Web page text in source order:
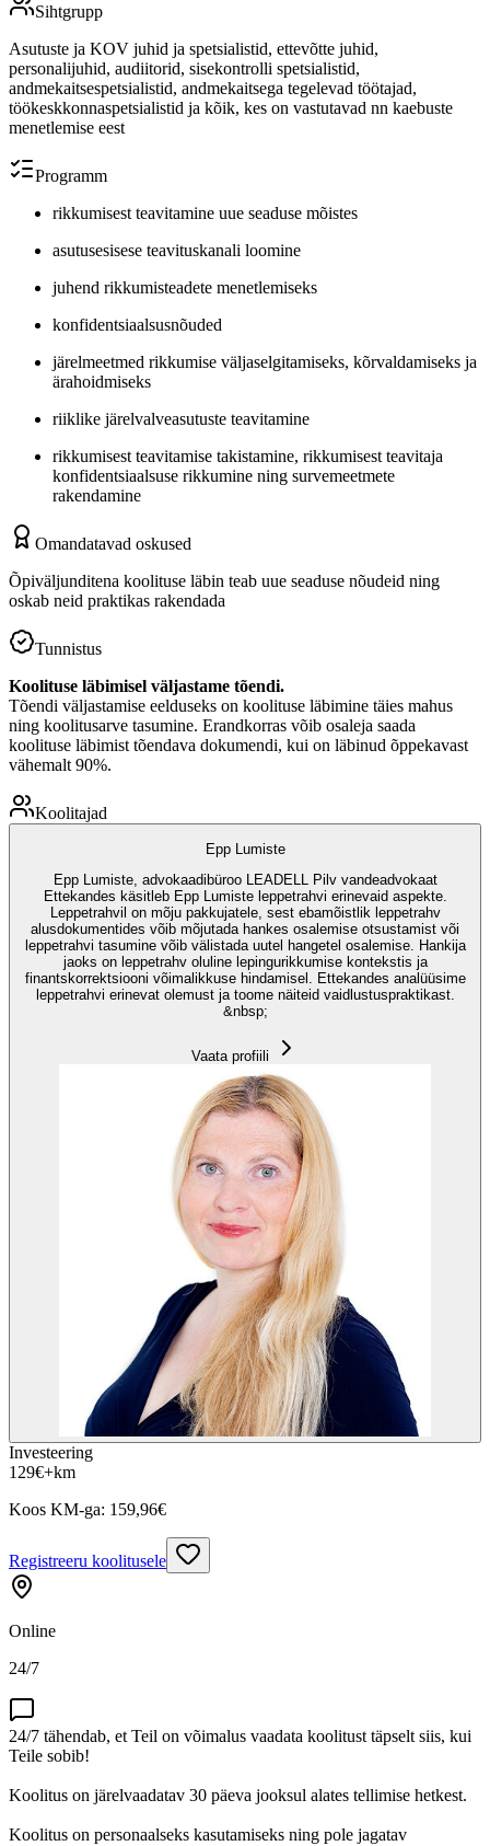
Sihtgrupp
Asutuste ja KOV juhid ja spetsialistid, ettevõtte juhid,
personalijuhid, audiitorid, sisekontrolli spetsialistid,
andmekaitsespetsialistid, andmekaitsega tegelevad töötajad,
töökeskkonnaspetsialistid ja kõik, kes on vastutavad nn kaebuste
menetlemise eest
Programm
rikkumisest teavitamine uue seaduse mõistes
asutusesisese teavituskanali loomine
juhend rikkumisteadete menetlemiseks
konfidentsiaalsusnõuded
järelmeetmed rikkumise väljaselgitamiseks, kõrvaldamiseks ja
ärahoidmiseks
riiklike järelvalveasutuste teavitamine
rikkumisest teavitamise takistamine, rikkumisest teavitaja
konfidentsiaalsuse rikkumine ning survemeetmete
rakendamine
Omandatavad oskused
Õpiväljunditena koolituse läbin teab uue seaduse nõudeid ning
oskab neid praktikas rakendada
Tunnistus
Koolituse läbimisel väljastame tõendi.
Tõendi väljastamise eelduseks on koolituse läbimine täies mahus
ning koolitusarve tasumine. Erandkorras võib osaleja saada
koolituse läbimist tõendava dokumendi, kui on läbinud õppekavast
vähemalt 90%.
Koolitajad
Epp Lumiste
Epp Lumiste, advokaadibüroo LEADELL Pilv vandeadvokaat
Ettekandes käsitleb Epp Lumiste leppetrahvi erinevaid aspekte.
Leppetrahvil on mõju pakkujatele, sest ebamõistlik leppetrahv
alusdokumentides võib mõjutada hankes osalemise otsustamist või
leppetrahvi tasumine võib välistada uutel hangetel osalemise. Hankija
jaoks on leppetrahv oluline lepingurikkumise kontekstis ja
finantskorrektsiooni võimalikkuse hindamisel. Ettekandes analüüsime
leppetrahvi erinevat olemust ja toome näiteid vaidlustuspraktikast.
&nbsp;
Vaata profiili
Investeering
129€+km
Koos KM-ga: 159,96€
Registreeru koolitusele
Online
24/7
24/7 tähendab, et Teil on võimalus vaadata koolitust täpselt siis, kui
Teile sobib!
Koolitus on järelvaadatav 30 päeva jooksul alates tellimise hetkest.
Koolitus on personaalseks kasutamiseks ning pole jagatav